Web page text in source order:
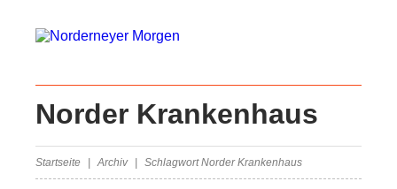
Norder Krankenhaus
Startseite Archiv Schlagwort Norder Krankenhaus